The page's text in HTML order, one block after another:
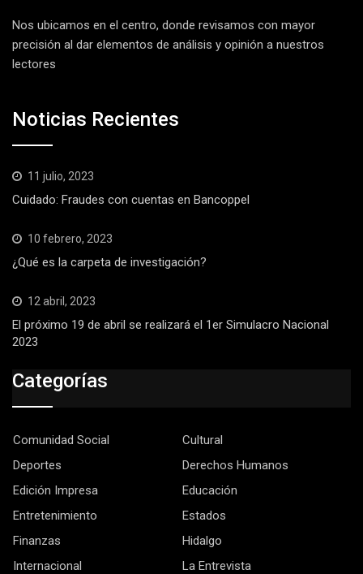
Nos ubicamos en el centro, donde revisamos con mayor
precisión al dar elementos de análisis y opinión a nuestros
lectores
Noticias Recientes
11 julio, 2023
Cuidado: Fraudes con cuentas en Bancoppel
10 febrero, 2023
¿Qué es la carpeta de investigación?
12 abril, 2023
El próximo 19 de abril se realizará el 1er Simulacro Nacional
2023
Categorías
Comunidad Social
Cultural
Deportes
Derechos Humanos
Edición Impresa
Educación
Entretenimiento
Estados
Finanzas
Hidalgo
Internacional
La Entrevista